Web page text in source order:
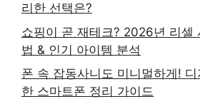
리한 선택은?
쇼핑이 곧 재테크? 2026년 리셀
법 & 인기 아이템 분석
폰 속 잡동사니도 미니멀하게!
한 스마트폰 정리 가이드